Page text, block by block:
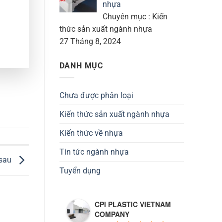
nhựa
Chuyên mục : Kiến
thức sản xuất ngành nhựa
27 Tháng 8, 2024
DANH MỤC
Chưa được phân loại
Kiến thức sản xuất ngành nhựa
Kiến thức về nhựa
Tin tức ngành nhựa
Tuyển dụng
CPI PLASTIC VIETNAM
COMPANY